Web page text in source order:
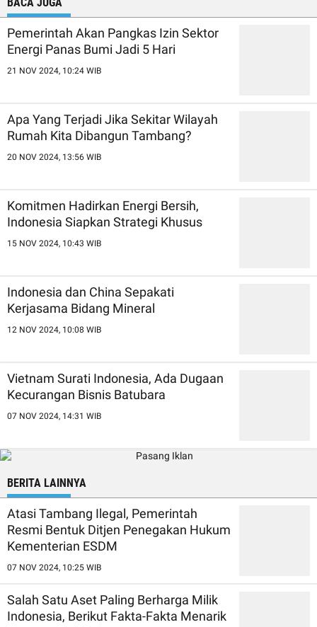
Pemerintah Akan Pangkas Izin Sektor
Energi Panas Bumi Jadi 5 Hari
21 NOV 2024, 10:24 WIB
Apa Yang Terjadi Jika Sekitar Wilayah
Rumah Kita Dibangun Tambang?
20 NOV 2024, 13:56 WIB
Komitmen Hadirkan Energi Bersih,
Indonesia Siapkan Strategi Khusus
15 NOV 2024, 10:43 WIB
Indonesia dan China Sepakati
Kerjasama Bidang Mineral
12 NOV 2024, 10:08 WIB
Vietnam Surati Indonesia, Ada Dugaan
Kecurangan Bisnis Batubara
07 NOV 2024, 14:31 WIB
BERITA LAINNYA
Atasi Tambang Ilegal, Pemerintah
Resmi Bentuk Ditjen Penegakan Hukum
Kementerian ESDM
07 NOV 2024, 10:25 WIB
Salah Satu Aset Paling Berharga Milik
Indonesia, Berikut Fakta-Fakta Menarik